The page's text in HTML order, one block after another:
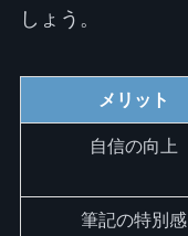
しょう。
メリット
自信の向上
筆記の特別感